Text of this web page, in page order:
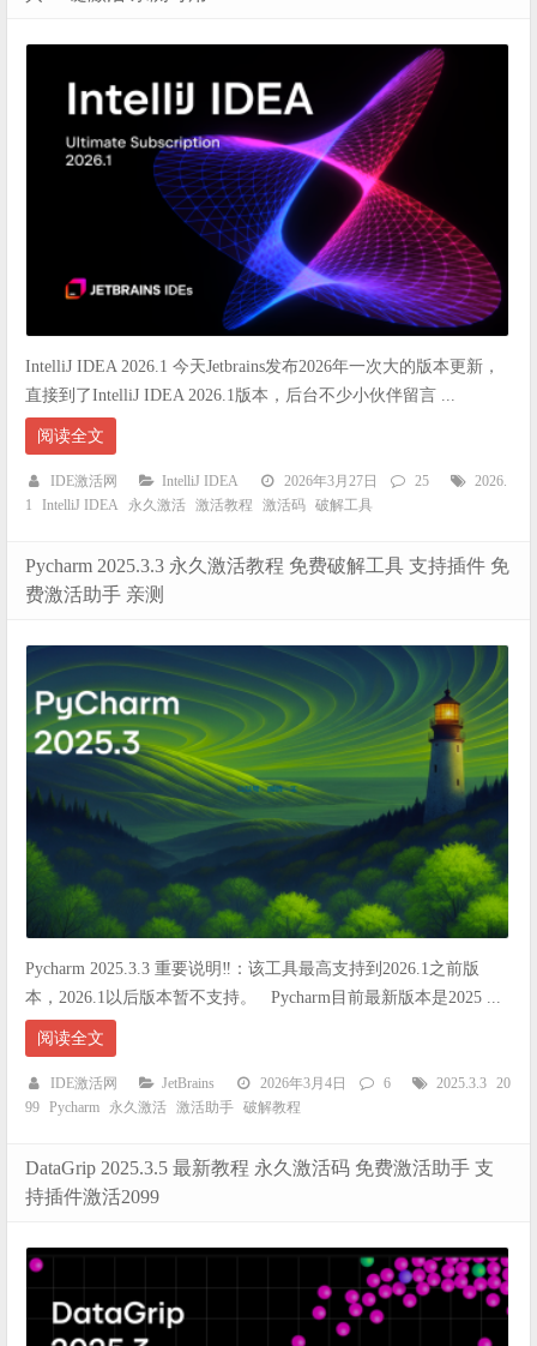
IntelliJ IDEA 2026.1 今天Jetbrains发布2026年一次大的版本更新，
直接到了IntelliJ IDEA 2026.1版本，后台不少小伙伴留言 ...
阅读全文
IDE激活网 IntelliJ IDEA 2026年3月27日 25
2026.
1
IntelliJ IDEA 永久激活 激活教程 激活码 破解工具
Pycharm 2025.3.3 永久激活教程 免费破解工具 支持插件 免
费激活助手 亲测
Pycharm 2025.3.3 重要说明‼️：该工具最高支持到2026.1之前版
本，2026.1以后版本暂不支持。 Pycharm目前最新版本是2025 ...
阅读全文
IDE激活网 JetBrains 2026年3月4日 6 2025.3.3 20
99 Pycharm 永久激活 激活助手 破解教程
DataGrip 2025.3.5 最新教程 永久激活码 免费激活助手 支
持插件激活2099